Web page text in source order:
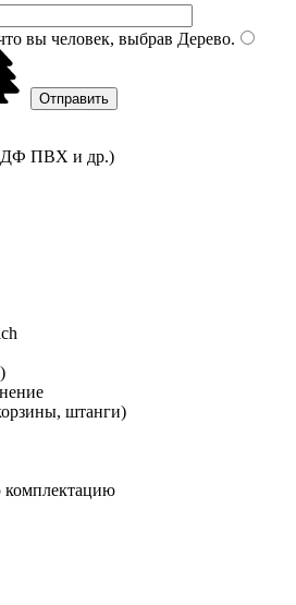
вы человек, выбрав Дерево.
ПВХ и др.)
штанги)
комплектацию